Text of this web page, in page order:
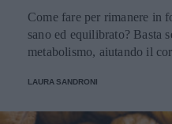
Come fare per rimanere in
sano ed equilibrato? Basta
metabolismo, aiutando il
LAURA SANDRONI